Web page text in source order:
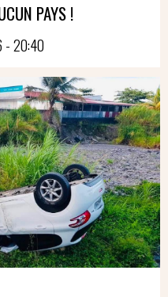
PAYS !
- 20:40